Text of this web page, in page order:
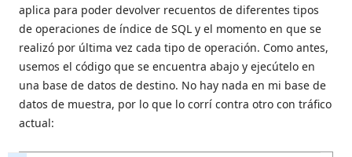
aplica para poder devolver recuentos de diferentes tipos
de operaciones de índice de SQL y el momento en que se
realizó por última vez cada tipo de operación. Como antes,
usemos el código que se encuentra abajo y ejecútelo en
una base de datos de destino. No hay nada en mi base de
datos de muestra, por lo que lo corrí contra otro con tráfico
actual: